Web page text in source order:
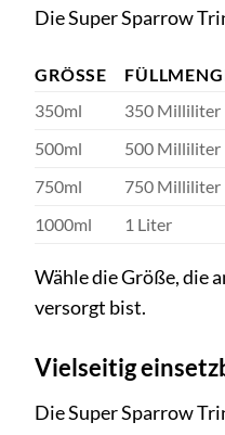
Die Super Sparrow
GRÖSSE
350ml
350 Milliliter
500ml
500 Milliliter
750ml
750 Milliliter
1000ml
1 Liter
Wähle die Größe, die
versorgt bist.
Vielseitig
Die Super Sparrow